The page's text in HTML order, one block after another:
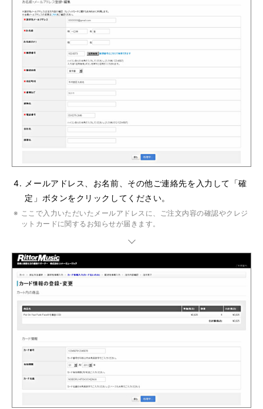
メールアドレス、お名前、その他ご連絡先を入力して「確
定」ボタンをクリックしてください。
ここで入力いただいたメールアドレスに、ご注文内容の確認やクレジ
ットカードに関するお知らせが届きます。